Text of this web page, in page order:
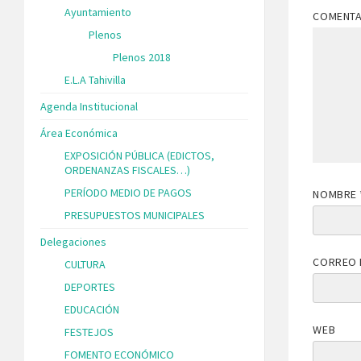
NOMBRE
CORREO
WEB
Ayuntamiento
Plenos
Plenos 2018
E.L.A Tahivilla
Agenda Institucional
Área Económica
EXPOSICIÓN PÚBLICA (EDICTOS,
ORDENANZAS FISCALES…)
PERÍODO MEDIO DE PAGOS
PRESUPUESTOS MUNICIPALES
Delegaciones
CULTURA
DEPORTES
EDUCACIÓN
FESTEJOS
FOMENTO ECONÓMICO